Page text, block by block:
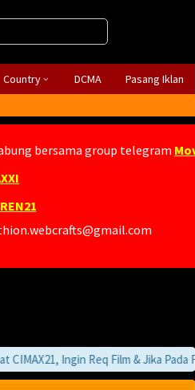
Country DCMA Pasang Iklan
bersama group telegram
Ingin Req Film & Jika Pada